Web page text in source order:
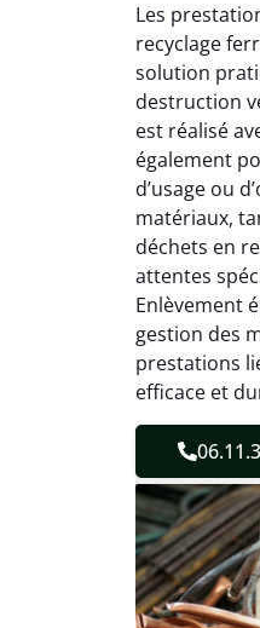
Les
recyclage
solution
destruction
est réalisé
également
d’usage ou
matériaux,
déchets en
attentes
Enlèvement
gestion des
prestations
efficace et